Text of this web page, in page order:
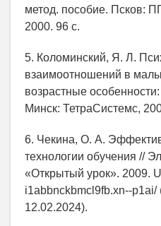
метод. пособие. Псков:
2000. 96 с.
5. Коломинский, Я. Л.
взаимоотношений в
возрастные
Минск: ТетраСистемс,
6. Чекина, О. А.
технологии обучения //
«Открытый урок». 2009.
i1abbnckbmcl9fb.xn--
12.02.2024).